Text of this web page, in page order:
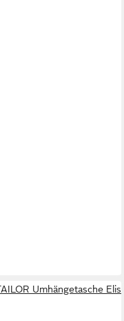
Umhängetasche Elis